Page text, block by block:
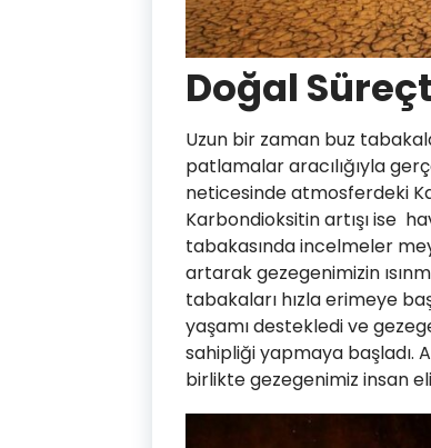
Doğal
Uzun bir zaman buz
patlamalar aracılığıyla
neticesinde atmosferdeki
Karbondioksitin artışı ise
tabakasında incelmeler
artarak gezegenimizin
tabakaları hızla erimeye
yaşamı destekledi ve
sahipliği yapmaya başladı.
birlikte gezegenimiz insan